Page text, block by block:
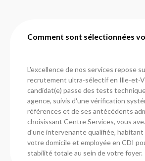
L'excellence de nos services repose
recrutement ultra-sélectif en Ille-et-
candidat(e) passe des tests
agence, suivis d'une vérification
références et de ses antécédents
choisissant Centre Services, vous
d'une intervenante qualifiée, habitant
votre domicile et employée en CDI
stabilité totale au sein de votre foyer.